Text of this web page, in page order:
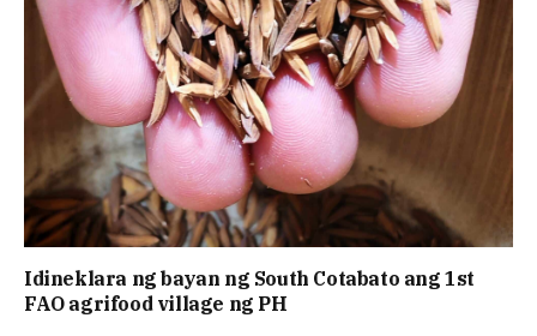
Idineklara ng bayan ng South Cotabato ang 1st
FAO agrifood village ng PH